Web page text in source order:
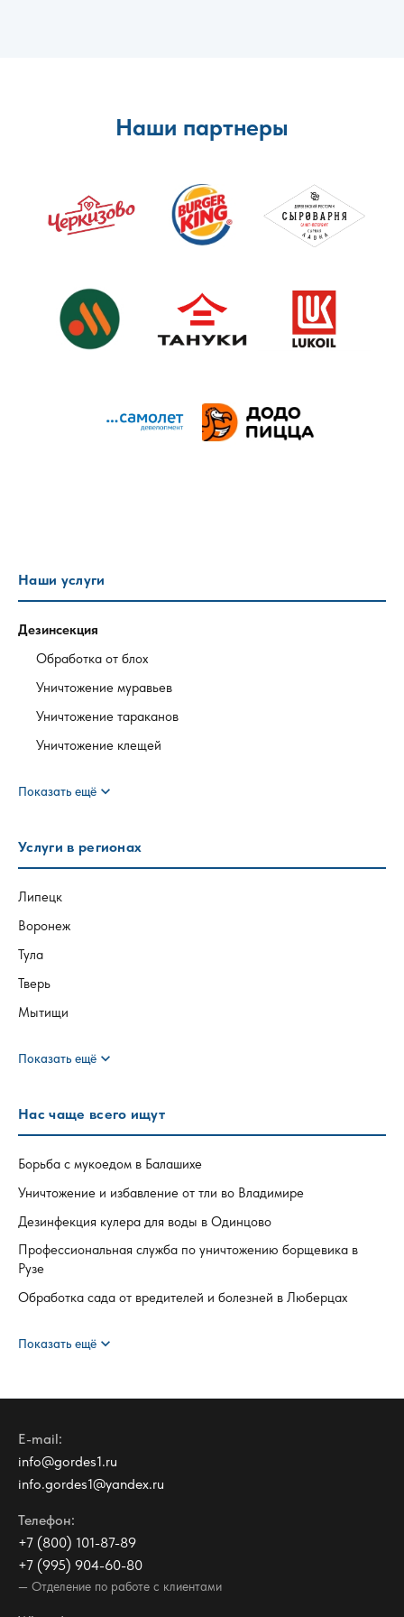
Наши партнеры
Наши услуги
Дезинсекция
Обработка от блох
Уничтожение муравьев
Уничтожение тараканов
Уничтожение клещей
Показать ещё expand_more
Услуги в регионах
Липецк
Воронеж
Тула
Тверь
Мытищи
Показать ещё expand_more
Нас чаще всего ищут
Борьба с мукоедом в Балашихе
Уничтожение и избавление от тли во Владимире
Дезинфекция кулера для воды в Одинцово
Профессиональная служба по уничтожению борщевика в
Рузе
Обработка сада от вредителей и болезней в Люберцах
Показать ещё expand_more
E-mail:
info@gordes1.ru
info.gordes1@yandex.ru
Телефон:
+7 (800) 101-87-89
+7 (995) 904-60-80
— Отделение по работе с клиентами